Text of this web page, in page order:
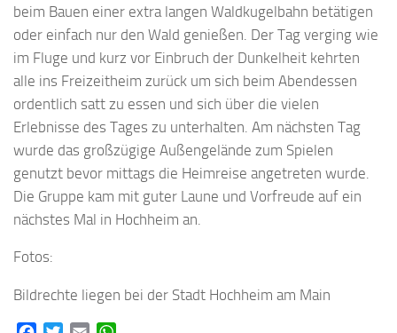
beim Bauen einer extra langen Waldkugelbahn betätigen
oder einfach nur den Wald genießen. Der Tag verging wie
im Fluge und kurz vor Einbruch der Dunkelheit kehrten
alle ins Freizeitheim zurück um sich beim Abendessen
ordentlich satt zu essen und sich über die vielen
Erlebnisse des Tages zu unterhalten. Am nächsten Tag
wurde das großzügige Außengelände zum Spielen
genutzt bevor mittags die Heimreise angetreten wurde.
Die Gruppe kam mit guter Laune und Vorfreude auf ein
nächstes Mal in Hochheim an.
Fotos:
Bildrechte liegen bei der Stadt Hochheim am Main